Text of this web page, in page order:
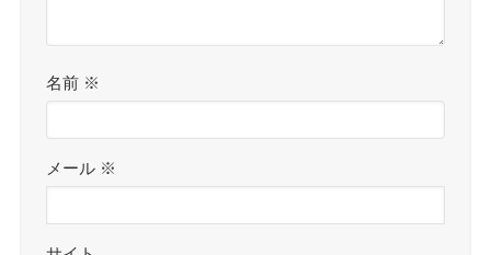
名前 ※
メール ※